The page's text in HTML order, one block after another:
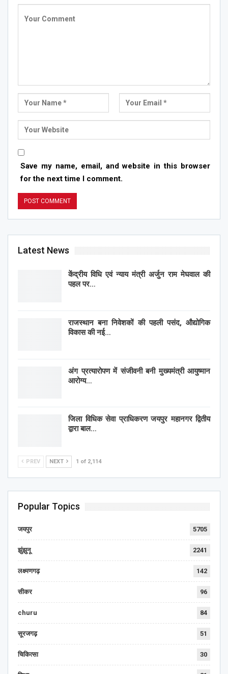
Save my name, email, and website in this browser
for the next time I comment.
Latest News
केंद्रीय विधि एवं न्याय मंत्री अर्जुन राम मेघवाल की
पहल पर…
राजस्थान बना निवेशकों की पहली पसंद, औद्योगिक
विकास की नई…
अंग प्रत्यारोपण में संजीवनी बनी मुख्यमंत्री आयुष्मान
आरोग्य…
जिला विधिक सेवा प्राधिकरण जयपुर महानगर द्वितीय
द्वारा बाल…
PREV NEXT 1 of 2,114
Popular Topics
जयपुर 5705
झुंझुनू 2241
लक्ष्मणगढ़ 142
सीकर 96
churu 84
सूरजगढ़ 51
चिकित्सा 30